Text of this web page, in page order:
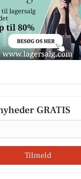
GRATIS
Tilmeld